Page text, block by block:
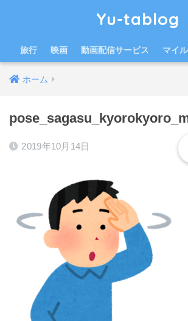
Yu-tablog
旅行 映画 動画配信サービス マイル
ホーム
2019年10月14日